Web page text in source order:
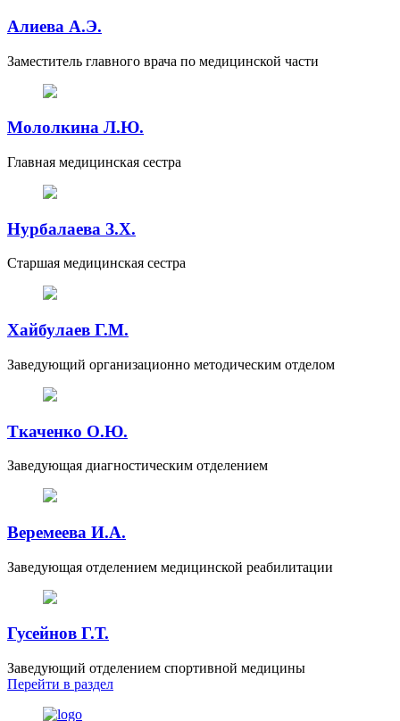
Алиева А.Э.
Заместитель главного врача по медицинской части
Мололкина Л.Ю.
Главная медицинская сестра
Нурбалаева З.Х.
Старшая медицинская сестра
Хайбулаев Г.М.
Заведующий организационно методическим отделом
Ткаченко О.Ю.
Заведующая диагностическим отделением
Веремеева И.А.
Заведующая отделением медицинской реабилитации
Гусейнов Г.Т.
Заведующий отделением спортивной медицины
Перейти в раздел